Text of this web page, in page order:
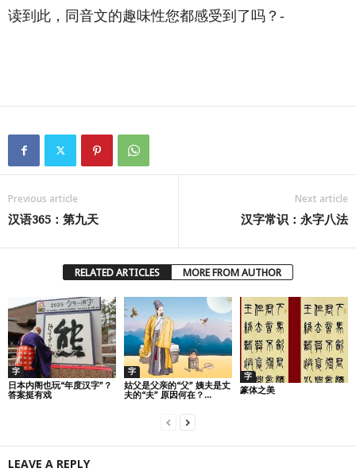
读到此，同音文的趣味性您都感受到了吗？-
Previous article
汉语365：第九天
Next article
汉字常识：永字八法
RELATED ARTICLES MORE FROM AUTHOR
字
日本内阁也玩“年度汉字”？
答案挺有戏
字
姑父是父亲的“父” 姨夫是丈
夫的“夫” 原因何在？...
字
篆体之美
LEAVE A REPLY